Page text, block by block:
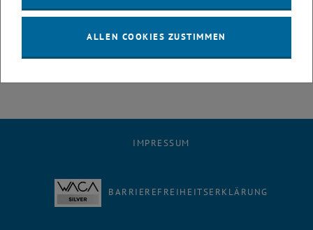
Hörsaalnetz in AA0241, AA0428, AA0448 (Kuppelsaal) - Ausfall ca.
IMPRESSUM
BARRIEREFREIHEITSERKLÄRUNG
ALLEN COOKIES ZUSTIMMEN